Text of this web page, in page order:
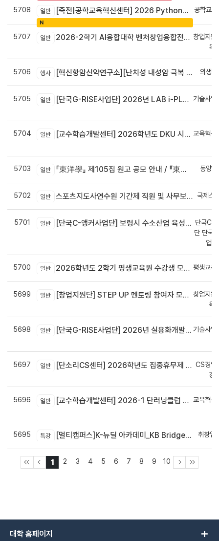
5708 일반 [죽전|공학교육혁신센터] 2026 Python으로 구현하는 AI 영상인식과 로봇팔 제어 프로그램 신청 안내
N
공학교
5707 일반 2026-2학기 AI융합대학 벤처창업융합전공 안내
창업지원
육
5706 행사 [혁신항암신약연구소][난치성 내성암 극복 차세대 신약개발 글로벌 사업단] 심포지엄 8월 24일 ~ 25일 의생
5705 일반 [단국G-RISE사업단] 2026년 LAB i-PLUG 프로그램 과제 공고(~10.9.(금)까지)
기술사업
5704 일반 [교수학습개발센터] 2026학년도 DKU 시그니처 교수법 적용 교과목 개발 신청 안내
교육혁신
5703 일반 『東洋學』 제105집 원고 공모 안내 / 『東洋學』第105輯征稿启事 / Call for Papers : The Oriental Studies, the 105th Issue 동양
5702 일반 스포츠지도사연수원 기간제 직원 및 사무보조원 채용 공고 국제스
5701 일반 [단국C-앵커사업단] 보령시 수소산업 육성을 위한 기업 지원사업 모집공고
단국C-
단 단국
업
5700 일반 2026학년도 2학기 평생교육원 수강생 모집안내 평생교육
5699 일반 [창업지원단] STEP UP 멘토링 참여자 모집(~7월 29일)
창업지원
육
5698 일반 [단국G-RISE사업단] 2026년 실용화개발 지원(Grant) 과제 공고_~8/14(금)까지
기술사업
5697 일반 [단소리CS센터] 2026학년도 집중휴무제 안내 (EMS 및 이메일 발송 접수기한 : 7/24(금) 오후 12시까지)
CS경영
경
5696 일반 [교수학습개발센터] 2026-1 단러닝클럽 Best Practice 공모전 결과 안내
교육혁신
5695 특강 [멀티캠퍼스]K-뉴딜 아카데미_KB Bridge 과정 취창업
1 2 3 4 5 6 7 8 9 10
대학 홈페이지 add